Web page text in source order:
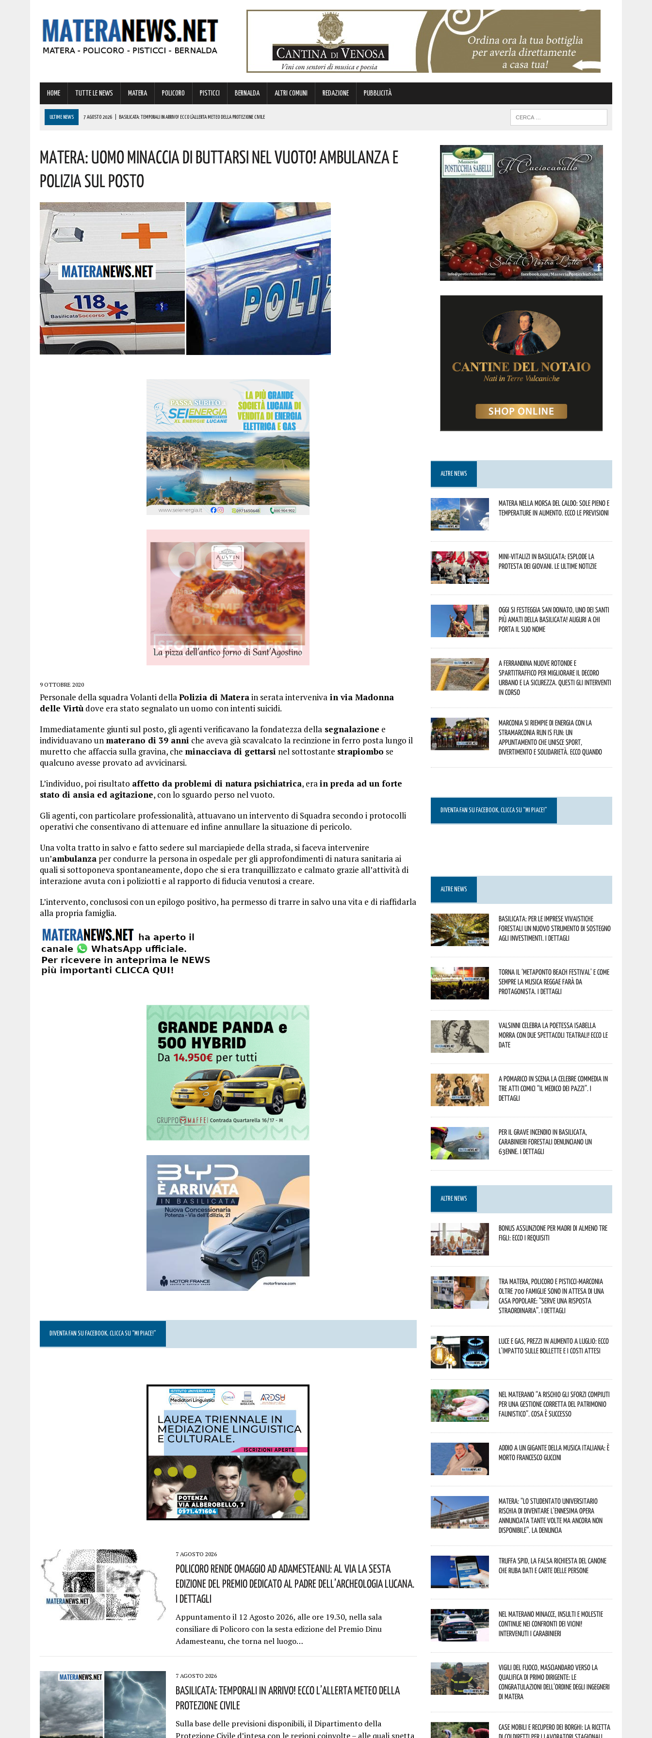
HOME TUTTE LE NEWS MATERA POLICORO PISTICCI BERNALDA ALTRI COMUNI REDAZIONE PUBBLICITÀ
ULTIME NEWS 7 AGOSTO 2026 BASILICATA: TEMPORALI IN ARRIVO! ECCO L’ALLERTA METEO DELLA PROTEZIONE CIVILE
7 AGOSTO 2026 SICCITÀ, PIÙ CARBURANTE AGRICOLO AGEVOLATO ALLE AZIENDE LUCANE: IL PROVVEDIMENTO
7 AGOSTO 2026 POLICORO RENDE OMAGGIO AD ADAMESTEANU: AL VIA LA SESTA EDIZIONE DEL PREMIO DEDICATO AL PADRE DELL’ARCHEOLOGIA LUCANA. I DETTAGLI
Matera: Uomo Minaccia Di Buttarsi Nel Vuoto! Ambulanza E
Polizia Sul Posto
9 OTTOBRE 2020
Personale della squadra Volanti dellaPolizia di Materain serata interveniva in via Madonna
delle Virtù dove era stato segnalato un uomo con intenti suicidi.
Immediatamente giunti sul posto, gli agenti verificavano la fondatezza della segnalazione e
individuavano un materano di 39 anni che aveva già scavalcato la recinzione in ferro posta lungo il
muretto che affaccia sulla gravina, che minacciava di gettarsi nel sottostante strapiombo se
qualcuno avesse provato ad avvicinarsi.
L’individuo, poi risultato affetto da problemi di natura psichiatrica, erain preda ad un forte
stato di ansia ed agitazione, con lo sguardo perso nel vuoto.
Gli agenti, con particolare professionalità, attuavano un intervento di Squadra secondo i protocolli
operativi che consentivano di attenuare ed infine annullare la situazione di pericolo.
Una volta tratto in salvo e fatto sedere sul marciapiede della strada, si faceva intervenire
un’ambulanza per condurre la persona in ospedale per gli approfondimenti di natura sanitaria ai
quali si sottoponeva spontaneamente, dopo che si era tranquillizzato e calmato grazie all’attività di
interazione avuta con i poliziotti e al rapporto di fiducia venutosi a creare.
L’intervento, conclusosi con un epilogo positivo, ha permesso di trarre in salvo una vita e di riaffidarla
alla propria famiglia.
DIVENTA FAN SU FACEBOOK, CLICCA SU “MI PIACE!”
7 AGOSTO 2026
Policoro Rende Omaggio Ad Adamesteanu: Al Via La Sesta
Edizione Del Premio Dedicato Al Padre Dell’archeologia Lucana.
I Dettagli
Appuntamento il 12 Agosto 2026, alle ore 19.30, nella sala
consiliare di Policoro con la sesta edizione del Premio Dinu
Adamesteanu, che torna nel luogo…
7 AGOSTO 2026
Basilicata: Temporali In Arrivo! Ecco L’allerta Meteo Della
Protezione Civile
Sulla base delle previsioni disponibili, il Dipartimento della
Protezione Civile d’intesa con le regioni coinvolte – alle quali spetta
ALTRE NEWS
Matera nella morsa del caldo: sole pieno e
temperature in aumento. Ecco le previsioni
Mini-vitalizi in Basilicata: esplode la
protesta dei giovani. Le ultime notizie
Oggi si festeggia San Donato, uno dei Santi
più amati della Basilicata! Auguri a chi
porta il suo nome
A Ferrandina nuove rotonde e
spartitraffico per migliorare il decoro
urbano e la sicurezza. Questi gli interventi
in corso
Marconia si riempie di energia con la
StraMarconia Run is Fun: un
appuntamento che unisce sport,
divertimento e solidarietà. Ecco quando
DIVENTA FAN SU FACEBOOK, CLICCA SU “MI PIACE!”
ALTRE NEWS
Basilicata: per le imprese vivaistiche
forestali un nuovo strumento di sostegno
agli investimenti. I dettagli
Torna il ‘Metaponto beach festival’ e come
sempre la musica reggae farà da
protagonista. I dettagli
Valsinni celebra la poetessa Isabella
Morra con due spettacoli teatrali! Ecco le
date
A Pomarico in scena la celebre commedia in
tre atti comici “Il medico dei pazzi”. I
dettagli
Per il grave incendio in Basilicata,
Carabinieri forestali denunciano un
63enne. I dettagli
ALTRE NEWS
Bonus assunzione per madri di almeno tre
figli: ecco i requisiti
Tra Matera, Policoro e Pisticci-Marconia
oltre 700 famiglie sono in attesa di una
casa popolare: “serve una risposta
straordinaria”. I dettagli
Luce e gas, prezzi in aumento a luglio: ecco
l’impatto sulle bollette e i costi attesi
Nel materano “a rischio gli sforzi compiuti
per una gestione corretta del patrimonio
faunistico”. Cosa è successo
Addio a un gigante della musica italiana: è
morto Francesco Guccini
Matera: “Lo studentato universitario
rischia di diventare l’ennesima opera
annunciata tante volte ma ancora non
disponibile”. La denuncia
Truffa Spid, la falsa richiesta del canone
che ruba dati e carte delle persone
Nel materano minacce, insulti e molestie
continue nei confronti dei vicini!
Intervenuti i Carabinieri
Vigili del Fuoco, Masciandaro verso la
qualifica di Primo Dirigente: le
congratulazioni dell’Ordine degli Ingegneri
di Matera
Case mobili e recupero dei borghi: la ricetta